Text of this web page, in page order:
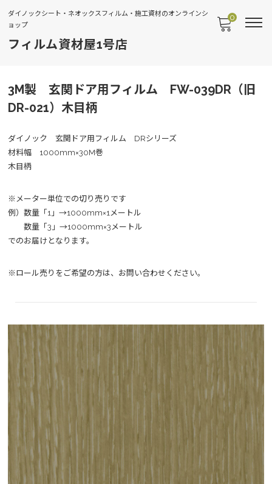
ダイノックシート・ネオックスフィルム・施工資材のオンラインシ
ョップ
フィルム資材屋1号店
0
3M製 玄関ドア用フィルム FW-039DR（旧
DR-021）木目柄
ダイノック 玄関ドア用フィルム DRシリーズ
材料幅 1000mm×30M巻
木目柄
※メーター単位での切り売りです
例）数量「1」→1000mm×1メートル
数量「3」→1000mm×3メートル
でのお届けとなります。
※ロール売りをご希望の方は、お問い合わせください。